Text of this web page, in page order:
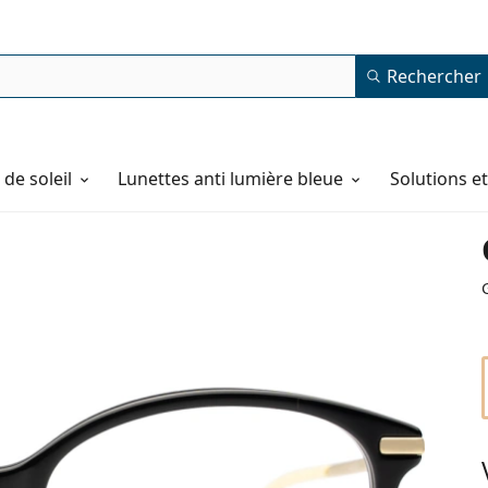
Rechercher
soleil Lunettes anti lumière bleue Solutions